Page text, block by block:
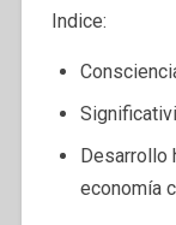
Indice:
Desarrollo
economía